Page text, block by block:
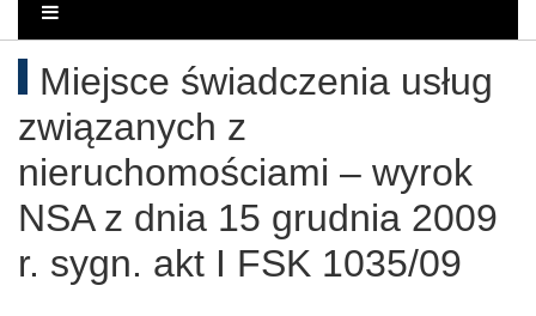
Podatki,
VAT,
Orzeczenia
NSA
i
dla
księgowych
Miejsce świadczenia usług
związanych z
nieruchomościami – wyrok
NSA z dnia 15 grudnia 2009
r. sygn. akt I FSK 1035/09